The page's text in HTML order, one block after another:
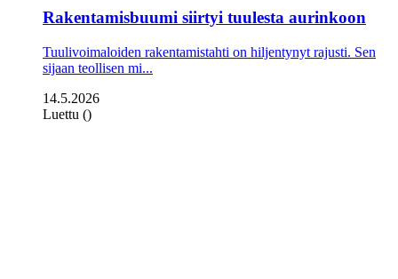
Rakentamisbuumi siirtyi tuulesta aurinkoon
Tuulivoimaloiden rakentamistahti on hiljentynyt rajusti. Sen
sijaan teollisen mi...
14.5.2026
Luettu ()